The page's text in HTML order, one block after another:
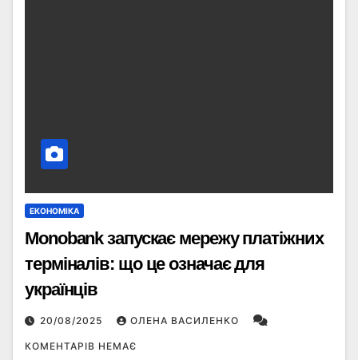
ЕКОНОМІКА
Monobank запускає мережу платіжних
терміналів: що це означає для
українців
20/08/2025 ОЛЕНА ВАСИЛЕНКО
КОМЕНТАРІВ НЕМАЄ